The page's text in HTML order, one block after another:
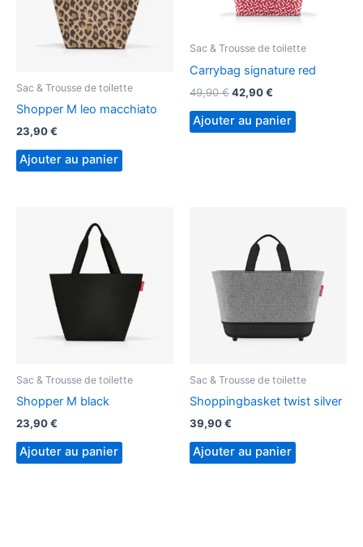
Sac & Trousse de toilette
Shopper M leo macchiato
23,90€
Ajouter au panier
Sac & Trousse de toilette
Carrybag signature red
49,90€Le
initial
était :
42,90€
actuel
est :
Ajouter au panier
Sac & Trousse de toilette
Shopper M black
23,90€
Ajouter au panier
Sac & Trousse de toilette
Shoppingbasket twist silver
39,90€
Ajouter au panier